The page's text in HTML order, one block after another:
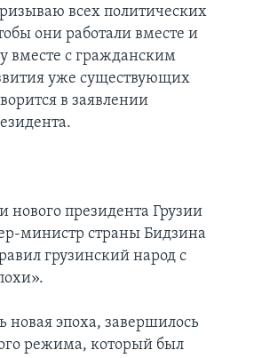
всех политических
они работали вместе и
вместе с гражданским
уже существующих
в заявлении
нового президента Грузии
министр страны Бидзина
грузинский народ с
новая эпоха, завершилось
режима, который был